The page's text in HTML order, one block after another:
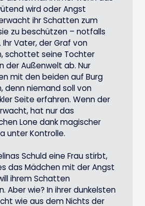
wird oder Angst
ihr Schatten zum
zu beschützen – notfalls
Vater, der Graf von
schottet seine Tochter
der Außenwelt ab. Nur
mit den beiden auf Burg
denn niemand soll von
Seite erfahren. Wenn der
hat nur das
Lone dank magischer
unter Kontrolle.
Schuld eine Frau stirbt,
das Mädchen mit der Angst
ihrem Schatten
Aber wie? In ihrer dunkelsten
wie aus dem Nichts der